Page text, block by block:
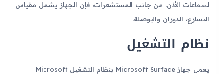
لسماعات الأذن. من جانب المستشعرات، فإن الجهاز يشمل مقياس
التسارع، الدوران والبوصلة.
نظام التشغيل
يعمل جهاز Microsoft Surface بنظام التشغيل Microsoft